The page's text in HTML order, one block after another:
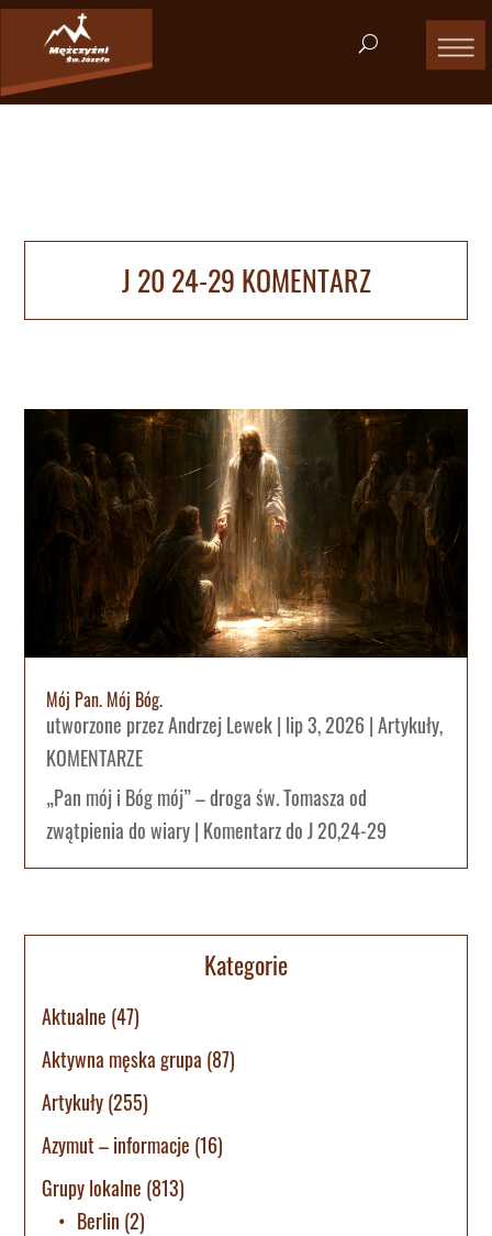
J 20 24-29 KOMENTARZ
Mój Pan. Mój Bóg.
utworzone przezAndrzej Lewek| lip 3, 2026|Artykuły,
KOMENTARZE
„Pan mój i Bóg mój” – droga św. Tomasza od
zwątpienia do wiary | Komentarz do J 20,24-29
Kategorie
Aktualne (47)
Aktywna męska grupa (87)
Artykuły(255)
Azymut – informacje (16)
Grupy lokalne (813)
Berlin (2)